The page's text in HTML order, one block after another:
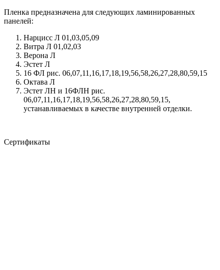
Пленка предназначена для следующих ламинированных
панелей:
Нарцисс Л 01,03,05,09
Витра Л 01,02,03
Верона Л
Эстет Л
16 ФЛ рис. 06,07,11,16,17,18,19,56,58,26,27,28,80,59,15
Октава Л
Эстет ЛН и 16ФЛН рис.
06,07,11,16,17,18,19,56,58,26,27,28,80,59,15,
устанавливаемых в качестве внутренней отделки.
Сертификаты